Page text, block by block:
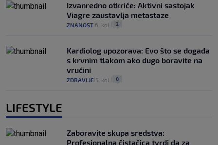
Izvanredno otkriće: Aktivni sastojak
Viagre zaustavlja metastaze
ZNANOST 6. kol. 2
Kardiolog upozorava: Evo što se događa
s krvnim tlakom ako dugo boravite na
vrućini
ZDRAVLJE 5. kol. 0
LIFESTYLE
Zaboravite skupa sredstva:
Profesionalna čistačica tvrdi da za